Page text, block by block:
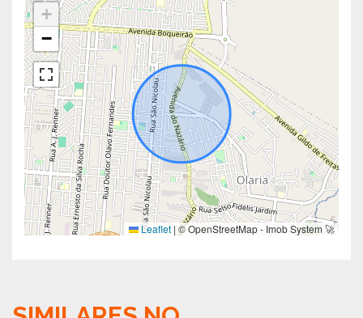
+
−
Leaflet | © OpenStreetMap - Imob System 🚀